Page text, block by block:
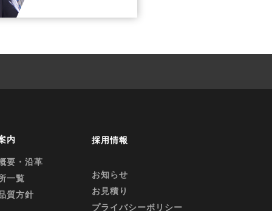
内
要・沿革
一覧
質方針
採用情報
お知らせ
お見積り
プライバシーボリシー